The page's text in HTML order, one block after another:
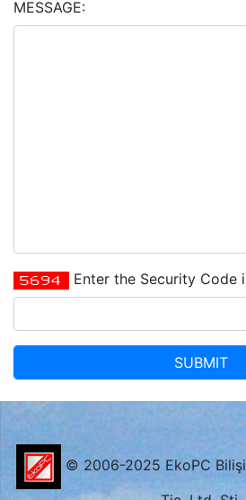
MESSAGE:
Enter the Security Code
© 2006-2025 EkoPC